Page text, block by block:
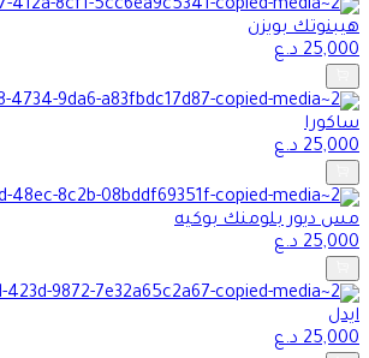
هيبنوتك بويزن
25,000د.ع
ساكورا
25,000د.ع
مس ديور بلومنك بوكيه
25,000د.ع
ايدل
25,000د.ع